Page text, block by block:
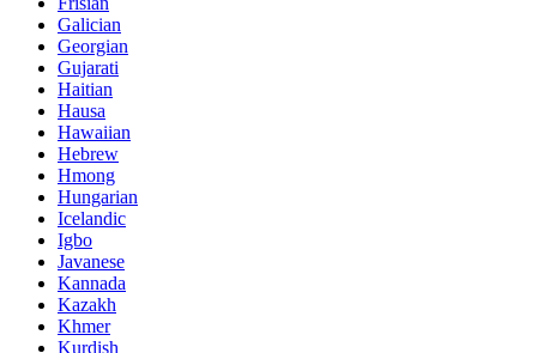
Galician
Georgian
Gujarati
Haitian
Hausa
Hawaiian
Hebrew
Hmong
Hungarian
Icelandic
Igbo
Javanese
Kannada
Kazakh
Khmer
Kurdish